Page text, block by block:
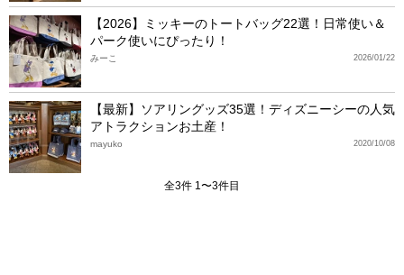
【2026】ミッキーのトートバッグ22選！日常使い＆
パーク使いにぴったり！
2026/01/22
みーこ
【最新】ソアリングッズ35選！ディズニーシーの人気
アトラクションお土産！
2020/10/08
mayuko
全3件 1〜3件目